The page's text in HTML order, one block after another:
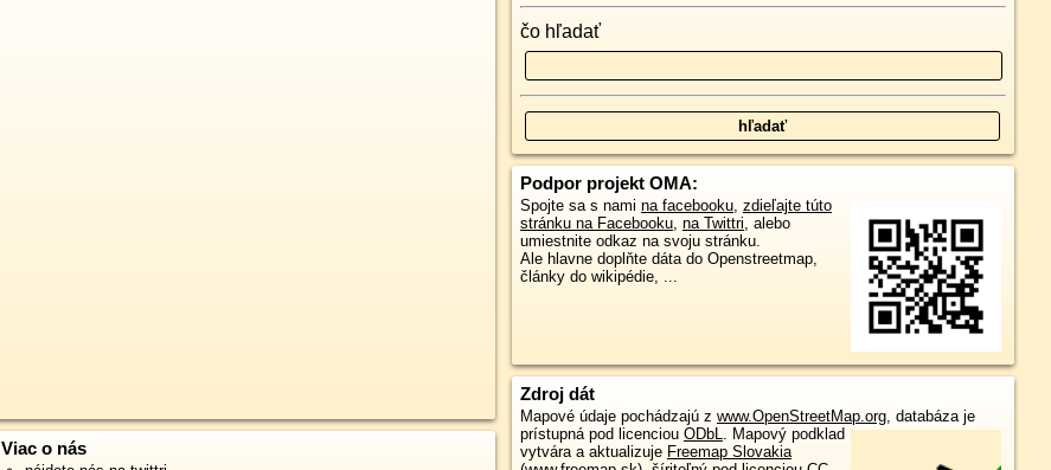
Viac o nás
čo hľadať
Podpor projekt OMA:
Spojte sa s nami na facebooku, zdieľajte túto
stránku na Facebooku, na Twittri, alebo
umiestnite odkaz na svoju stránku.
Ale hlavne doplňte dáta do Openstreetmap,
články do wikipédie, ...
Zdroj dát
Mapové údaje pochádzajú z www.OpenStreetMap.org, databáza je
prístupná pod licenciou ODbL. Mapový podklad
vytvára a aktualizuje Freemap Slovakia